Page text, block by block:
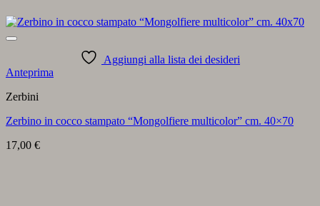
Aggiungi alla lista dei desideri
Anteprima
Zerbini
Zerbino in cocco stampato “Mongolfiere multicolor” cm. 40×70
17,00 €